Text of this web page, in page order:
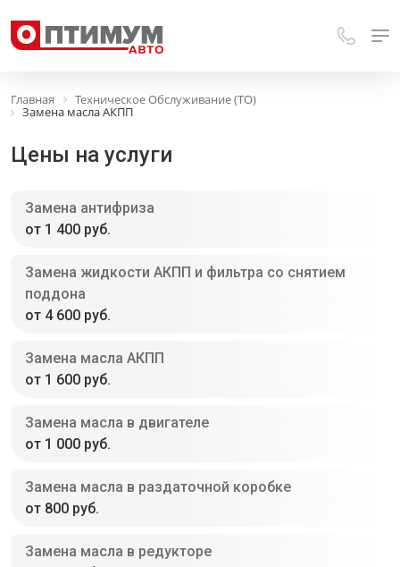
Главная Техническое Обслуживание (ТО)
Замена масла АКПП
Цены на услуги
Замена антифриза
от 1 400 руб.
Замена жидкости АКПП и фильтра со снятием
поддона
от 4 600 руб.
Замена масла АКПП
от 1 600 руб.
Замена масла в двигателе
от 1 000 руб.
Замена масла в раздаточной коробке
от 800 руб.
Замена масла в редукторе